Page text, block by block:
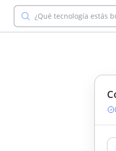
¿Qué tecnología estás